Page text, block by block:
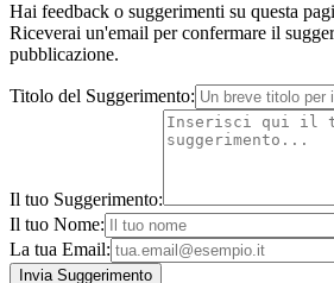
Hai feedback o suggerimenti su questa
Riceverai un'email per confermare il
pubblicazione.
Titolo del Suggerimento:
Il tuo Suggerimento:
Il tuo Nome:
La tua Email: